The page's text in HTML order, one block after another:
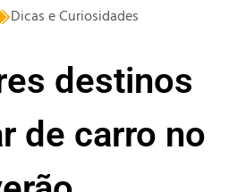
Dicas e Curiosidades
destinos
de carro no